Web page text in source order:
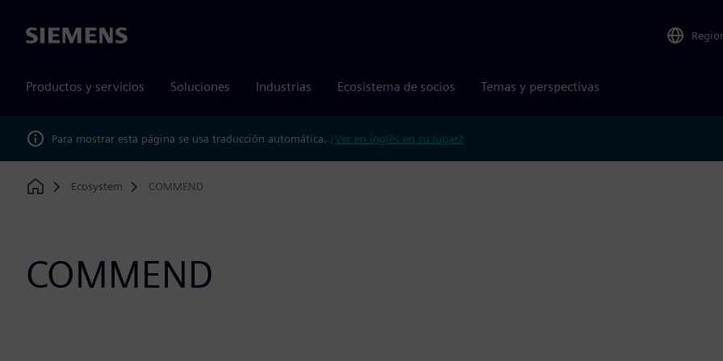
Siemens
Productos y servicios Soluciones Industrias Ecosistema de socios Temas y perspectivas
Para mostrar esta página se usa traducción automática. ¿Ver en inglés en su lugar?
Home
Ecosystem COMMEND
COMMEND